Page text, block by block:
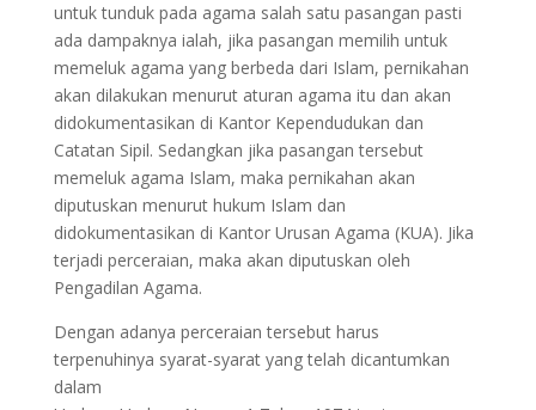
untuk tunduk pada agama salah satu pasangan pasti
ada dampaknya ialah, jika pasangan memilih untuk
memeluk agama yang berbeda dari Islam, pernikahan
akan dilakukan menurut aturan agama itu dan akan
didokumentasikan di Kantor Kependudukan dan
Catatan Sipil. Sedangkan jika pasangan tersebut
memeluk agama Islam, maka pernikahan akan
diputuskan menurut hukum Islam dan
didokumentasikan di Kantor Urusan Agama (KUA). Jika
terjadi perceraian, maka akan diputuskan oleh
Pengadilan Agama.
Dengan adanya perceraian tersebut harus
terpenuhinya syarat-syarat yang telah dicantumkan
dalam